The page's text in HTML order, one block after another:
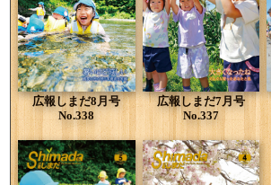
広報しまだ8月号
No.338
広報しまだ7月号
No.337